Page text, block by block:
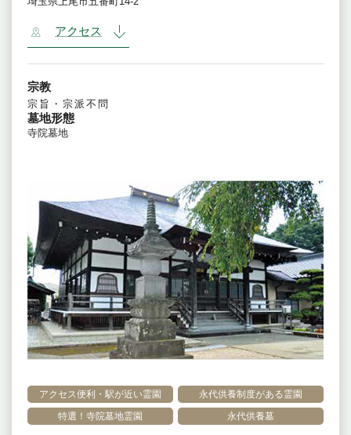
アクセス便利・駅が近い霊園
永代供養制度がある霊園
特選！寺院墓地霊園
永代供養墓
アクセス
宗教
宗旨・宗派不問
墓地形態
寺院墓地